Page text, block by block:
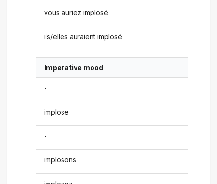
vous auriez implosé
ils/elles auraient implosé
Imperative mood
-
implose
-
implosons